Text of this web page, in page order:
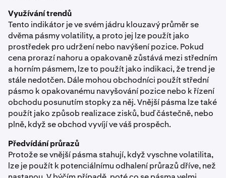
Využívání trendů
Tento indikátor je ve svém jádru klouzavý průměr se
dvěma pásmy volatility, a proto jej lze použít jako
prostředek pro udržení nebo navýšení pozice. Pokud
cena prorazí nahoru a opakovaně zůstává mezi středním
a horním pásmem, lze to použít jako indikaci, že trend je
stále nedotčen. Dále mohou obchodníci použít střední
pásmo k opakovanému navyšování pozice nebo k řízení
obchodu posunutím stopky za něj. Vnější pásma lze také
použít jako způsob realizace zisků, buď částečně, nebo
plně, když se obchod vyvíjí ve váš prospěch.
Předvídání průrazů
Protože se vnější pásma stahují, když vyschne volatilita,
lze je použít k potenciálnímu odhalení průrazů dříve, než